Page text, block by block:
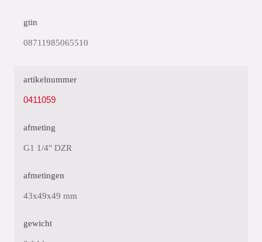
gtin
08711985065510
artikelnummer
0411059
afmeting
G1 1/4" DZR
afmetingen
43x49x49 mm
gewicht